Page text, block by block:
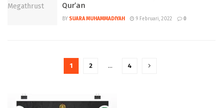
Qur’an
BY SUARA MUHAMMADIYAH 9 Februari, 2022 0
1 2 … 4